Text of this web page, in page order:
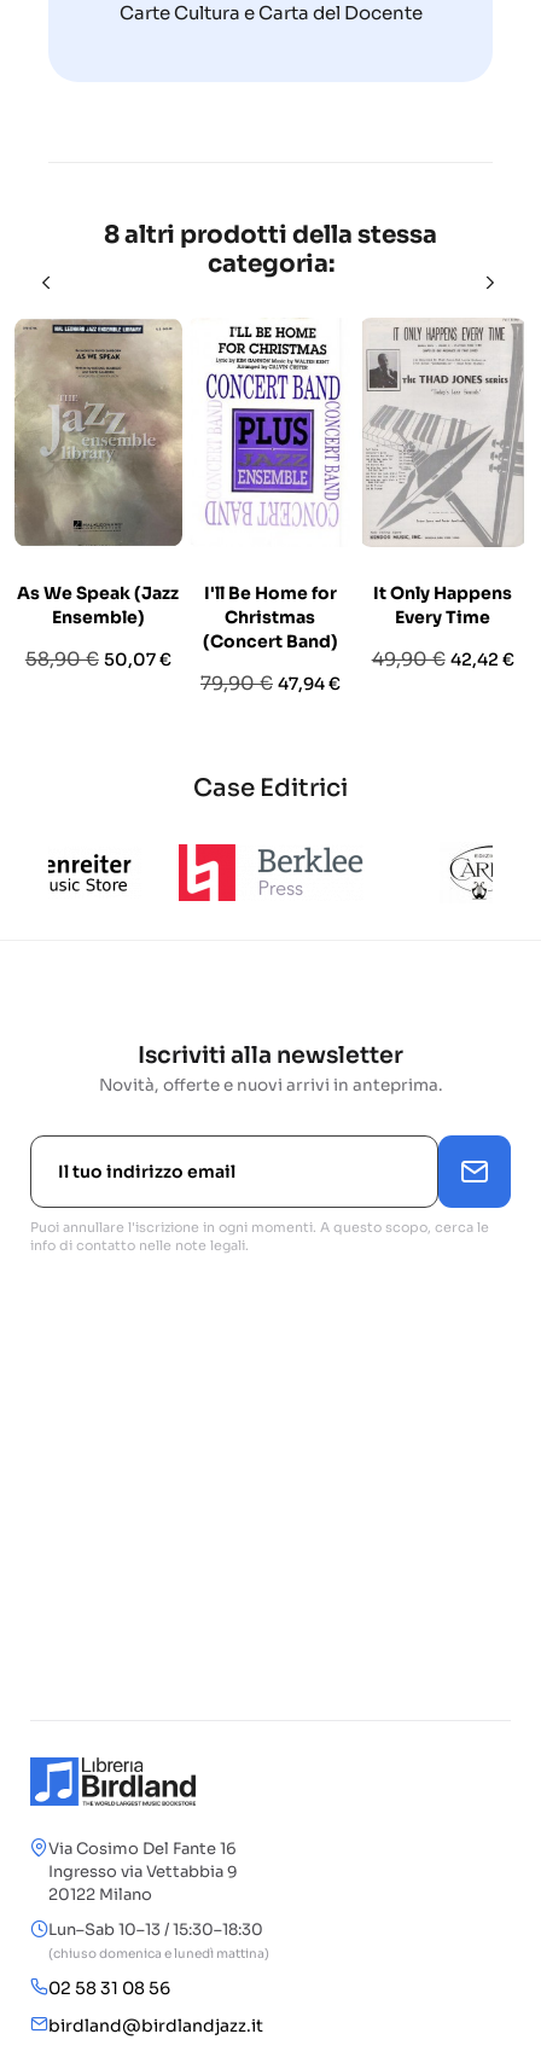
Carte Cultura e Carta del Docente
8 altri prodotti della stessa
categoria:
As We Speak (Jazz
Ensemble)
Prezzo
58,90 € Prezzo
50,07 €
I'll Be Home for
Christmas
(Concert Band)
Prezzo
79,90 € Prezzo
47,94 €
It Only Happens
Every Time
Prezzo
49,90 € Prezzo
42,42 €
Case Editrici
Iscriviti alla newsletter
Novità, offerte e nuovi arrivi in anteprima.
Puoi annullare l'iscrizione in ogni momenti. A questo scopo, cerca le
info di contatto nelle note legali.
Via Cosimo Del Fante 16
Ingresso via Vettabbia 9
20122 Milano
Lun–Sab 10–13 / 15:30–18:30
(chiuso domenica e lunedì mattina)
02 58 31 08 56
birdland@birdlandjazz.it